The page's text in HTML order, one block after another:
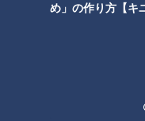
め」の作り方【キ